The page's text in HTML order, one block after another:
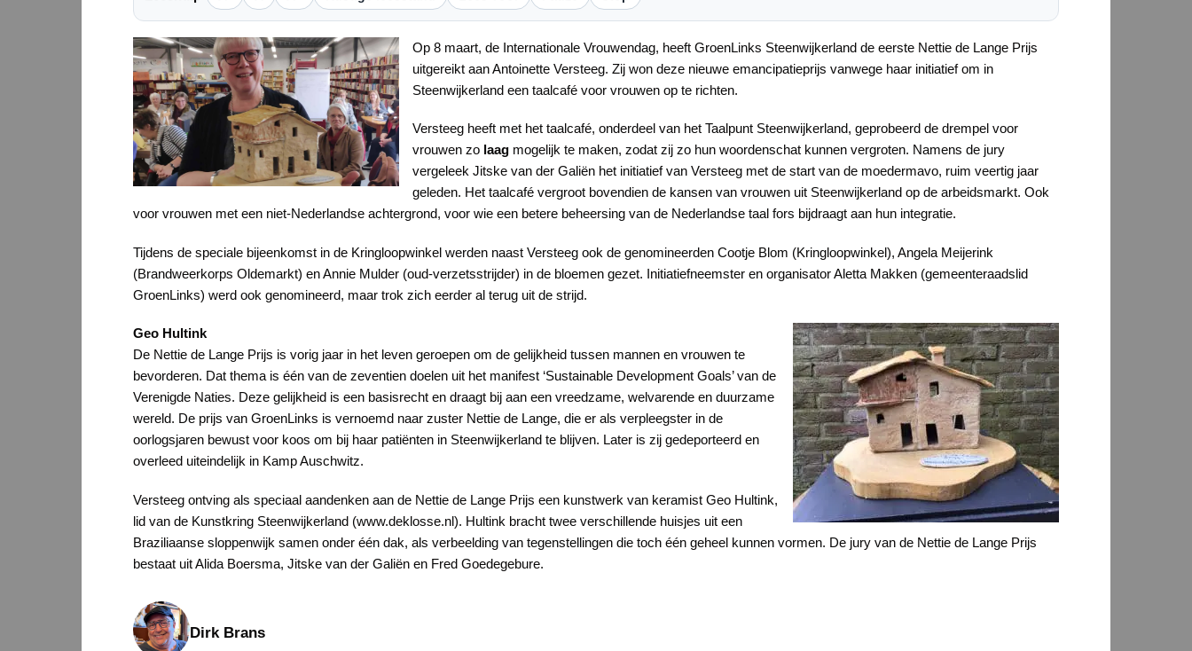
Op 8 maart, de Internationale Vrouwendag, heeft GroenLinks Steenwijkerland de eerste Nettie de Lange Prijs
uitgereikt aan Antoinette Versteeg. Zij won deze nieuwe emancipatieprijs vanwege haar initiatief om in
Steenwijkerland een taalcafé voor vrouwen op te richten.
Versteeg heeft met het taalcafé, onderdeel van het Taalpunt Steenwijkerland, geprobeerd de drempel voor
vrouwen zo laag mogelijk te maken, zodat zij zo hun woordenschat kunnen vergroten. Namens de jury
vergeleek Jitske van der Galiën het initiatief van Versteeg met de start van de moedermavo, ruim veertig jaar
geleden. Het taalcafé vergroot bovendien de kansen van vrouwen uit Steenwijkerland op de arbeidsmarkt. Ook
voor vrouwen met een niet-Nederlandse achtergrond, voor wie een betere beheersing van de Nederlandse taal fors bijdraagt aan hun integratie.
Tijdens de speciale bijeenkomst in de Kringloopwinkel werden naast Versteeg ook de genomineerden Cootje Blom (Kringloopwinkel), Angela Meijerink
(Brandweerkorps Oldemarkt) en Annie Mulder (oud-verzetsstrijder) in de bloemen gezet. Initiatiefneemster en organisator Aletta Makken (gemeenteraadslid
GroenLinks) werd ook genomineerd, maar trok zich eerder al terug uit de strijd.
Geo Hultink
De Nettie de Lange Prijs is vorig jaar in het leven geroepen om de gelijkheid tussen mannen en vrouwen te
bevorderen. Dat thema is één van de zeventien doelen uit het manifest ‘Sustainable Development Goals’ van de
Verenigde Naties. Deze gelijkheid is een basisrecht en draagt bij aan een vreedzame, welvarende en duurzame
wereld. De prijs van GroenLinks is vernoemd naar zuster Nettie de Lange, die er als verpleegster in de
oorlogsjaren bewust voor koos om bij haar patiënten in Steenwijkerland te blijven. Later is zij gedeporteerd en
overleed uiteindelijk in Kamp Auschwitz.
Versteeg ontving als speciaal aandenken aan de Nettie de Lange Prijs een kunstwerk van keramist Geo Hultink,
lid van de Kunstkring Steenwijkerland (www.deklosse.nl). Hultink bracht twee verschillende huisjes uit een
Braziliaanse sloppenwijk samen onder één dak, als verbeelding van tegenstellingen die toch één geheel kunnen vormen. De jury van de Nettie de Lange Prijs
bestaat uit Alida Boersma, Jitske van der Galiën en Fred Goedegebure.
Dirk Brans